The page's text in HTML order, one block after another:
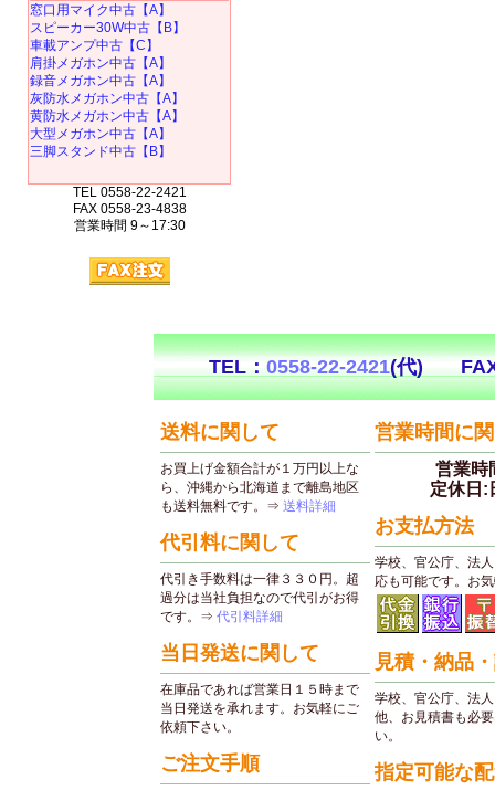
窓口用マイク中古【A】
スピーカー30W中古【B】
車載アンプ中古【C】
肩掛メガホン中古【A】
録音メガホン中古【A】
灰防水メガホン中古【A】
黄防水メガホン中古【A】
大型メガホン中古【A】
三脚スタンド中古【B】
TEL 0558-22-2421
FAX 0558-23-4838
営業時間 9～17:30